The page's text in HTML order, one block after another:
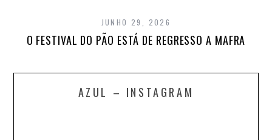
JUNHO 29, 2026
O FESTIVAL DO PÃO ESTÁ DE REGRESSO A MAFRA
AZUL – INSTAGRAM